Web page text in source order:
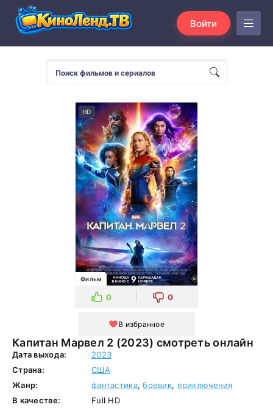
Войти
Капитан Марвел 2 (2023) смотреть онлайн
HD
Фильм
0 0
В избранное
Дата выхода:
2023
Страна:
США
Жанр:
фантастика,боевик, приключения
В качестве:
Full HD